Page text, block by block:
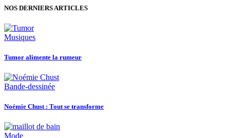
NOS DERNIERS ARTICLES
Musiques
Tumor alimente la rumeur
Bande-dessinée
Noémie Chust : Tout se transforme
Mode